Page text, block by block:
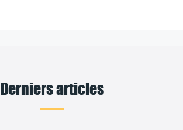
Derniers articles